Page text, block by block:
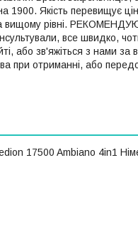
1900. Якість перевищує
вищому рівні.
все швидко,
або зв'яжіться з нами за
при отриманні, або
17500 Ambiano 4in1